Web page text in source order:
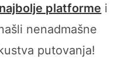
platforme i
nenadmašne
putovanja!